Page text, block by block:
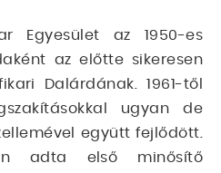
Egyesület az 1950-es
az előtte sikeresen
Dalárdának. 1961-től
ugyan de
együtt fejlődött.
adta első minősítő